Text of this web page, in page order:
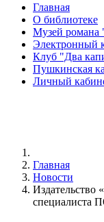
Главная
О библиотеке
Музей романа
Электронный
Клуб "Два
Пушкинская
Личный
Главная
Новости
Издательство
специалиста